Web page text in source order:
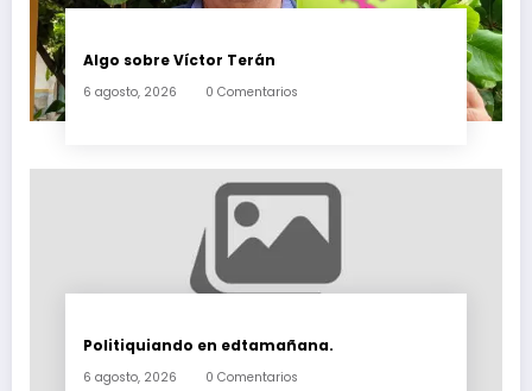
Algo sobre Víctor Terán
6 agosto, 2026 0 Comentarios
Politiquiando en edtamañana.
6 agosto, 2026 0 Comentarios